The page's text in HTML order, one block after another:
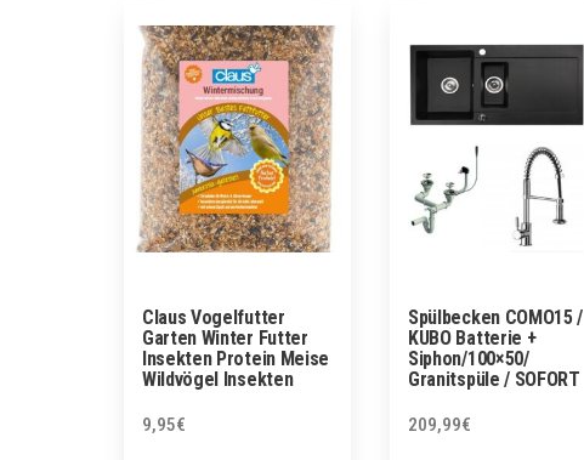
Claus Vogelfutter
Garten Winter Futter
Insekten Protein Meise
Wildvögel Insekten
9,95€
Spülbecken COMO15 /
KUBO Batterie +
Siphon/100×50/
Granitspüle / SOFORT
209,99€